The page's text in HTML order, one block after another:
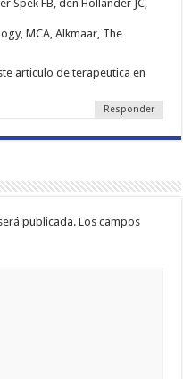
Spek FB, den Hollander JC,
MCA, Alkmaar, The
articulo de terapeutica en
Responder
publicada. Los campos